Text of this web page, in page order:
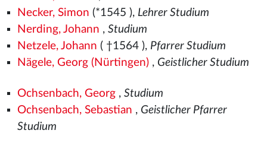
Necker, Simon (*1545 ), Lehrer Studium
Nerding, Johann , Studium
Netzele, Johann ( †1564 ), Pfarrer Studium
Nägele, Georg (Nürtingen), Geistlicher Studium
Ochsenbach, Georg, Studium
Ochsenbach, Sebastian , Geistlicher Pfarrer
Studium